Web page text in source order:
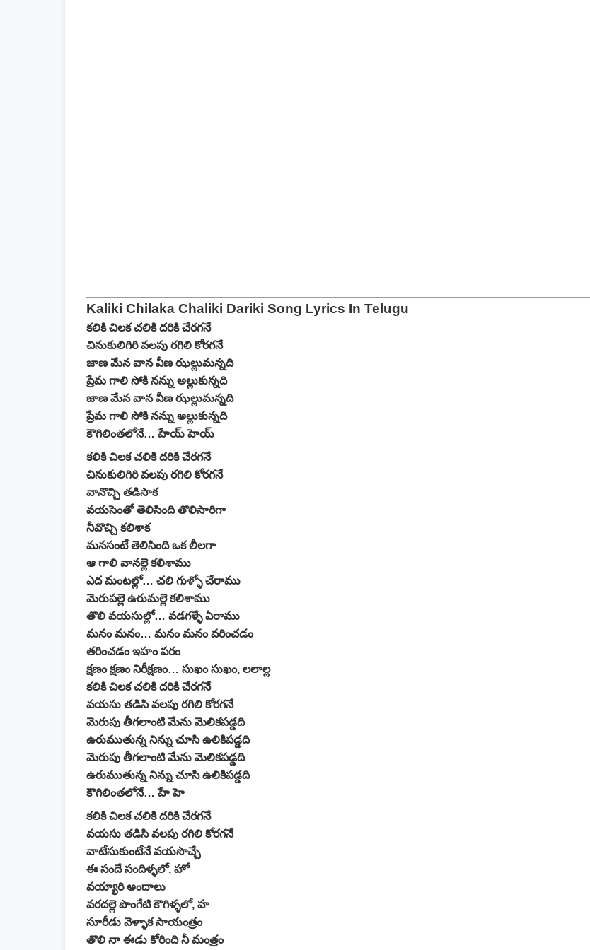
Kaliki Chilaka Chaliki Dariki Song Lyrics In Telugu
కలికి చిలక చలికి దరికి చేరగనే
చినుకులిగిరి వలపు రగిలి కోరగనే
జాణ మేన వాన వీణ ఝల్లుమన్నది
ప్రేమ గాలి సోకి నన్ను అల్లుకున్నది
జాణ మేన వాన వీణ ఝల్లుమన్నది
ప్రేమ గాలి సోకి నన్ను అల్లుకున్నది
కౌగిలింతలోనే… హేయ్ హెయ్
కలికి చిలక చలికి దరికి చేరగనే
చినుకులిగిరి వలపు రగిలి కోరగనే
వానొచ్చి తడిసాక
వయసెంతో తెలిసింది తొలిసారిగా
నీవొచ్చి కలిశాక
మనసంటే తెలిసింది ఒక లీలగా
ఆ గాలి వానల్లె కలిశాము
ఎద మంటల్లో… చలి గుళ్ళో చేరాము
మెరుపల్లె ఉరుమల్లె కలిశాము
తొలి వయసుల్లో… వడగళ్ళే ఏరాము
మనం మనం… మనం మనం వరించడం
తరించడం ఇహం పరం
క్షణం క్షణం నిరీక్షణం… సుఖం సుఖం, లలాల్ల
కలికి చిలక చలికి దరికి చేరగనే
వయసు తడిసి వలపు రగిలి కోరగనే
మెరుపు తీగలాంటి మేను మెలికపడ్డది
ఉరుముతున్న నిన్ను చూసి ఉలికిపడ్డది
మెరుపు తీగలాంటి మేను మెలికపడ్డది
ఉరుముతున్న నిన్ను చూసి ఉలికిపడ్డది
కౌగిలింతలోనే… హే హె
కలికి చిలక చలికి దరికి చేరగనే
వయసు తడిసి వలపు రగిలి కోరగనే
వాటేసుకుంటేనే వయసొచ్చే
ఈ సందే సందిళ్ళలో, హో
వయ్యారి అందాలు
వరదల్లె పొంగేటి కౌగిళ్ళలో, హ
సూరీడు వెళ్ళాక సాయంత్రం
తొలి నా ఈడు కోరింది నీ మంత్రం